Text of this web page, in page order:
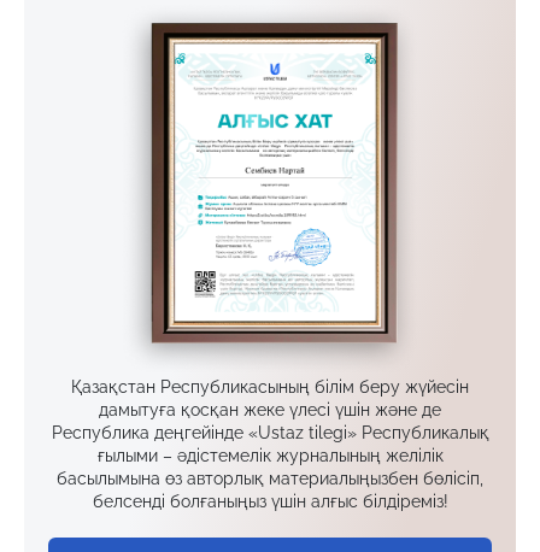
Қазақстан Республикасының білім беру жүйесін
дамытуға қосқан жеке үлесі үшін және де
Республика деңгейінде «Ustaz tilegi» Республикалық
ғылыми – әдістемелік журналының желілік
басылымына өз авторлық материалыңызбен бөлісіп,
белсенді болғаныңыз үшін алғыс білдіреміз!